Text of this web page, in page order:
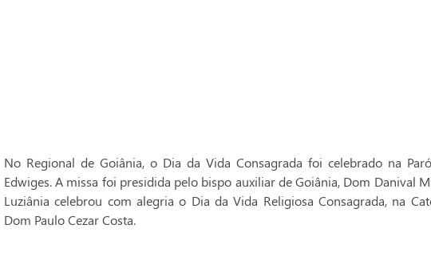
No Regional de Goiânia, o Dia da Vida Consagrada foi celebrado na
Edwiges. A missa foi presidida pelo bispo auxiliar de Goiânia, Dom Danival
Luziânia celebrou com alegria o Dia da Vida Religiosa Consagrada, na
Dom Paulo Cezar Costa.